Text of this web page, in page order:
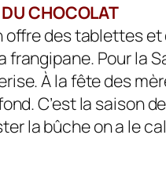
CHOCOLAT
offre des tablettes
frangipane. Pour la
À la fête des
C’est la saison
la bûche on a le